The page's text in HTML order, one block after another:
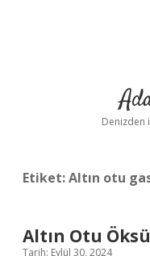
Denizden
Etiket:Altın otu
Altın Otu
Tarih: Eylül 30, 2024